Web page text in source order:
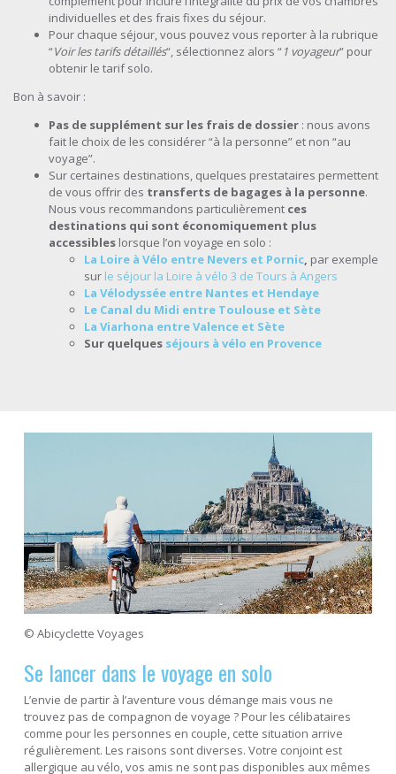
individuelles et des frais fixes du séjour.
Pour chaque séjour, vous pouvez vous reporter à la rubrique
“Voir les tarifs détaillés“, sélectionnez alors “1 voyageur” pour
obtenir le tarif solo.
Bon à savoir :
Pas de supplément sur les frais de dossier : nous avons
fait le choix de les considérer “à la personne” et non “au
voyage”.
Sur certaines destinations, quelques prestataires permettent
de vous offrir des transferts de bagages à la personne.
Nous vous recommandons particulièrement ces
destinations qui sont économiquement plus
accessibles lorsque l’on voyage en solo :
La Loire à Vélo entre Nevers et Pornic, par exemple
sur le séjour la Loire à vélo 3 de Tours à Angers
La Vélodyssée entre Nantes et Hendaye
Le Canal du Midi entre Toulouse et Sète
La Viarhona entre Valence et Sète
Sur quelques séjours à vélo en Provence
© Abicyclette Voyages
Se lancer dans le voyage en solo
L’envie de partir à l’aventure vous démange mais vous ne
trouvez pas de compagnon de voyage ? Pour les célibataires
comme pour les personnes en couple, cette situation arrive
régulièrement. Les raisons sont diverses. Votre conjoint est
allergique au vélo, vos amis ne sont pas disponibles aux mêmes